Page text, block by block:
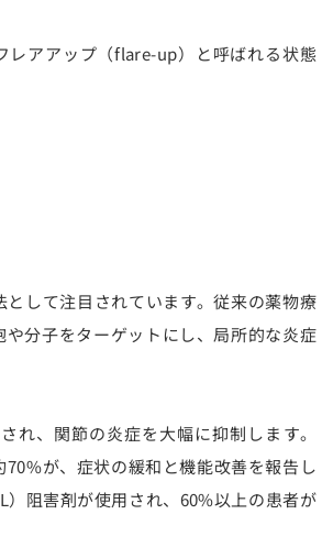
レアアップ（flare-up）と呼ばれる状態
して注目されています。従来の薬物療
分子をターゲットにし、局所的な炎症
れ、関節の炎症を大幅に抑制します。
が、症状の緩和と機能改善を報告し
阻害剤が使用され、60%以上の患者が